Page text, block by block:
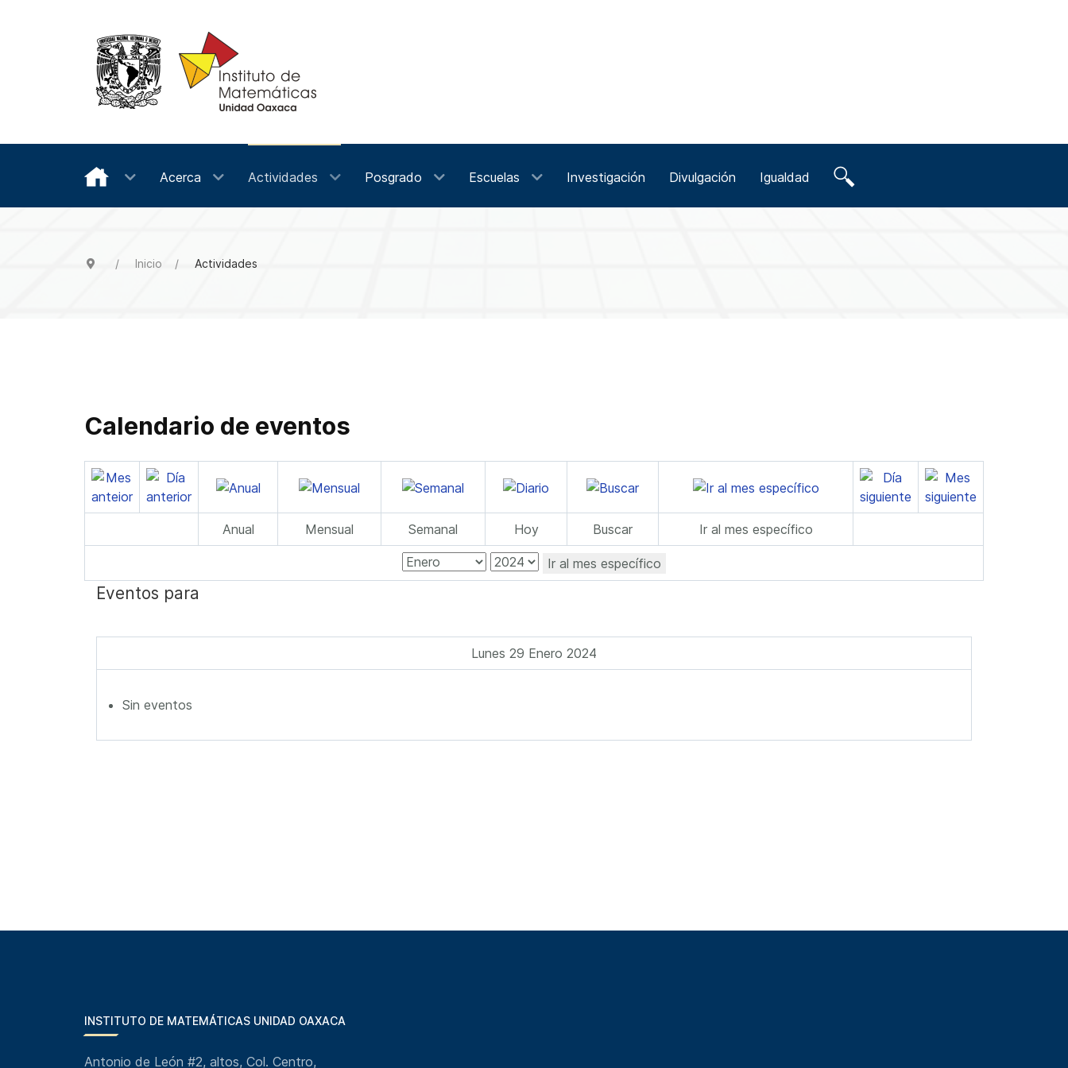
Acerca Actividades Posgrado Escuelas Investigación Divulgación Igualdad
Inicio Actividades
Calendario de eventos
Anual Mensual Semanal Hoy Buscar Ir al mes específico
Ir al mes específico
Eventos para
Lunes 29 Enero 2024
Sin eventos
INSTITUTO DE MATEMÁTICAS UNIDAD OAXACA
Antonio de León #2, altos, Col. Centro,